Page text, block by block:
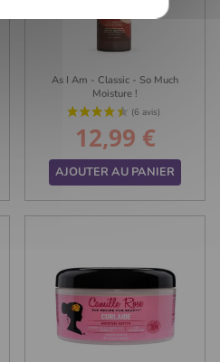
As I Am - Classic - So Much
Moisture !
Prix
12,99 €
AJOUTER AU PANIER